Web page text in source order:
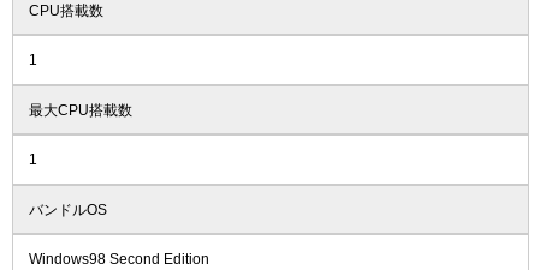
CPU搭載数
1
最大CPU搭載数
1
バンドルOS
Windows98 Second Edition